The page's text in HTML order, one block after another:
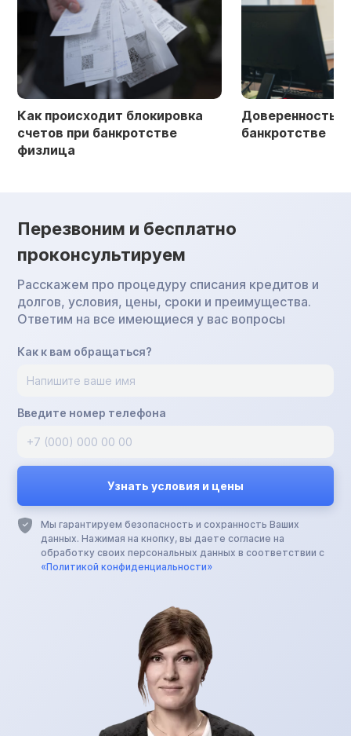
Как происходит блокировка
счетов при банкротстве
физлица
Доверенность
банкротстве
Перезвоним и бесплатно
проконсультируем
Расскажем про процедуру списания кредитов и
долгов, условия, цены, сроки и преимущества.
Ответим на все имеющиеся у вас вопросы
Как к вам обращаться?
Введите номер телефона
Мы гарантируем безопасность и сохранность Ваших
данных. Нажимая на кнопку, вы даете согласие на
обработку своих персональных данных в соответствии с
«Политикой конфиденциальности»